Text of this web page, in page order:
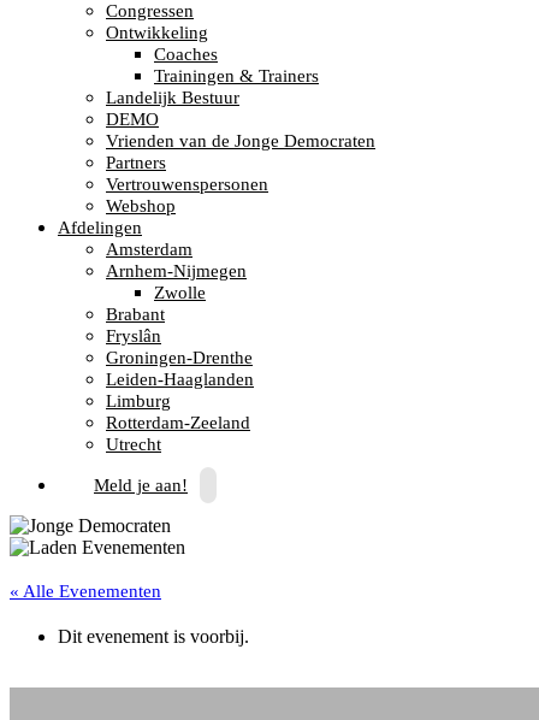
Congressen
Ontwikkeling
Coaches
Trainingen & Trainers
Landelijk Bestuur
DEMO
Vrienden van de Jonge Democraten
Partners
Vertrouwenspersonen
Webshop
Afdelingen
Amsterdam
Arnhem-Nijmegen
Zwolle
Brabant
Fryslân
Groningen-Drenthe
Leiden-Haaglanden
Limburg
Rotterdam-Zeeland
Utrecht
Meld je aan!
« Alle Evenementen
Dit evenement is voorbij.